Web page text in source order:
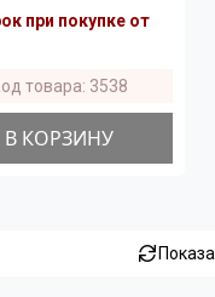
при покупке от
товара: 3538
В КОРЗИНУ